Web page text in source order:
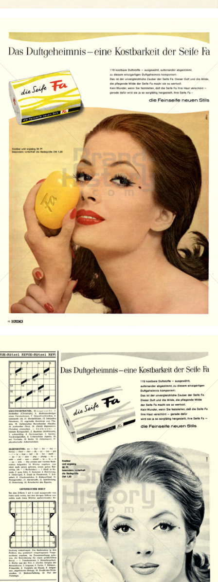
Die Seife Fa
Henkel Central Eastern Europe GmbH
1961
Die Seife Fa
Henkel Central Eastern Europe GmbH
1962